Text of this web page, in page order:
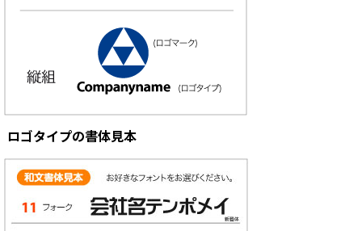
ロゴタイプの書体見本